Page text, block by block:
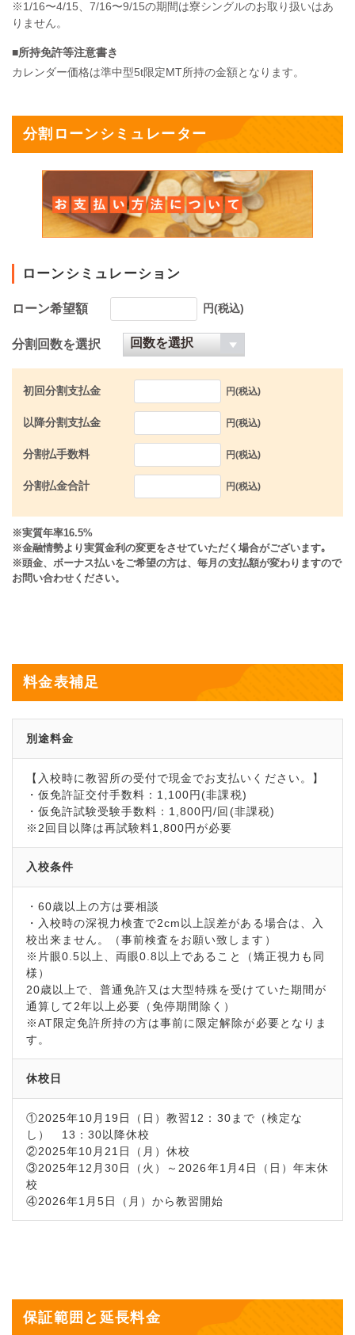
※1/16〜4/15、7/16〜9/15の期間は寮シングルのお取り扱いはあ
りません。
■所持免許等注意書き
カレンダー価格は準中型5t限定MT所持の金額となります。
分割ローンシミュレーター
ローンシミュレーション
ローン希望額 円(税込)
分割回数を選択
初回分割支払金 円(税込)
以降分割支払金 円(税込)
分割払手数料 円(税込)
分割払金合計 円(税込)
※実質年率16.5%
※金融情勢より実質金利の変更をさせていただく場合がございます｡
※頭金、ボーナス払いをご希望の方は、毎月の支払額が変わりますので
お問い合わせください。
料金表補足
別途料金
【入校時に教習所の受付で現金でお支払いください。】
・仮免許証交付手数料：1,100円(非課税)
・仮免許試験受験手数料：1,800円/回(非課税)
※2回目以降は再試験料1,800円が必要
入校条件
・60歳以上の方は要相談
・入校時の深視力検査で2cm以上誤差がある場合は、入
校出来ません。（事前検査をお願い致します）
※片眼0.5以上、両眼0.8以上であること（矯正視力も同
様）
20歳以上で、普通免許又は大型特殊を受けていた期間が
通算して2年以上必要（免停期間除く）
※AT限定免許所持の方は事前に限定解除が必要となりま
す。
休校日
①2025年10月19日（日）教習12：30まで（検定な
し） 13：30以降休校
②2025年10月21日（月）休校
③2025年12月30日（火）～2026年1月4日（日）年末休
校
④2026年1月5日（月）から教習開始
保証範囲と延長料金